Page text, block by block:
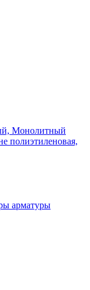
Монолитный
полиэтиленовая,
арматуры